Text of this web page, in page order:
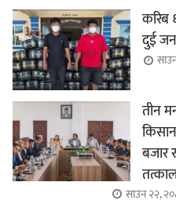
करिब
दुई
तीन
बजार
साउन २२,